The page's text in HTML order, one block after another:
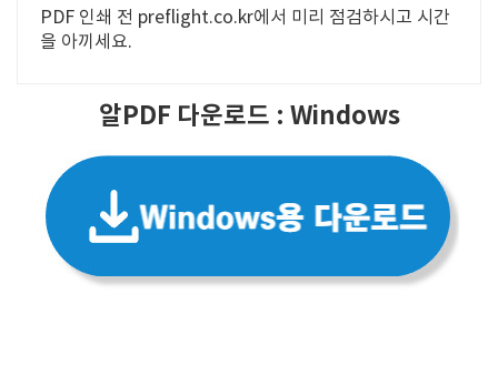
PDF 인쇄 전 preflight.co.kr에서 미리 점검하시고 시간
을 아끼세요.
알PDF 다운로드 : Windows